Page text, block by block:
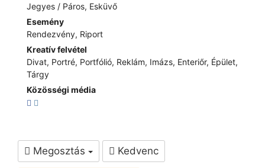
Jegyes / Páros, Esküvő
Esemény
Rendezvény, Riport
Kreatív felvétel
Divat, Portré, Portfólió, Reklám, Imázs, Enteriőr, Épület,
Tárgy
Közösségi média
Megosztás Kedvenc